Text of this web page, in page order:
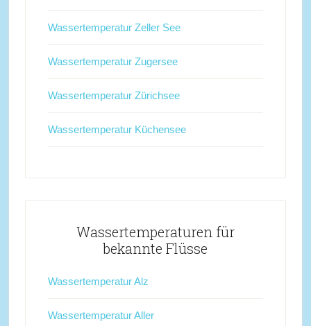
Wassertemperatur Zeller See
Wassertemperatur Zugersee
Wassertemperatur Zürichsee
Wassertemperatur Küchensee
Wassertemperaturen für
bekannte Flüsse
Wassertemperatur Alz
Wassertemperatur Aller